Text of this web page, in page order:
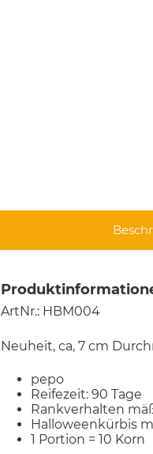
ArtNr.: HBM004
Neuheit, ca, 7 cm
pepo
Reifezeit: 90 Tage
Rankverhalten
Halloweenkürbis
1 Portion = 10 Korn